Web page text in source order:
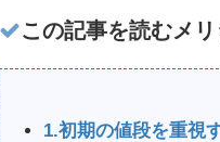
この記事を読むメリ
1.初期の値段を重視